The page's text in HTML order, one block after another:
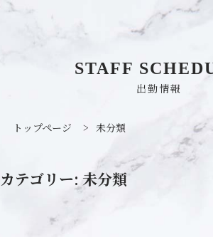
出勤情報
STAFF
トップページ > 未分類
カテゴリー: 未分類